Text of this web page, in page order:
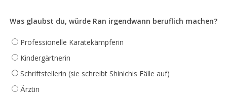
Was glaubst du, würde Ran irgendwann beruflich machen?
Professionelle Karatekämpferin
Kindergärtnerin
Schriftstellerin (sie schreibt Shinichis Fälle auf)
Ärztin